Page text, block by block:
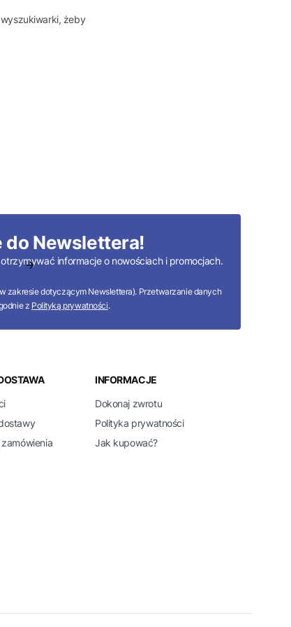
żeby
do Newslettera!
informacje o nowościach i promocjach.
zakresie dotyczącym Newslettera). Przetwarzanie danych
z Polityką prywatności.
INFORMACJE
Dokonaj zwrotu
Polityka prywatności
Jak kupować?